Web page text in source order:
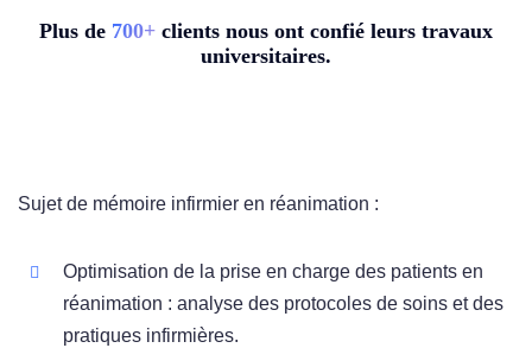
Plus de 700+ clients nous ont confié leurs travaux
universitaires.
Sujet de mémoire infirmier en réanimation :
Optimisation de la prise en charge des patients en
réanimation : analyse des protocoles de soins et des
pratiques infirmières.